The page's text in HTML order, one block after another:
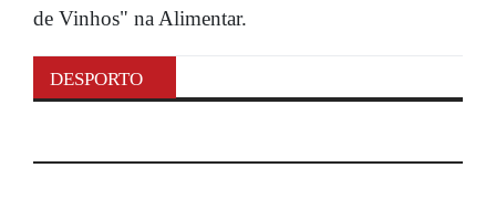
de Vinhos" na Alimentar.
DESPORTO